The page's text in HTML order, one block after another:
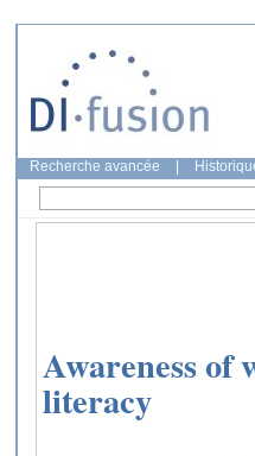
Recherche avancée
Awareness of
literacy